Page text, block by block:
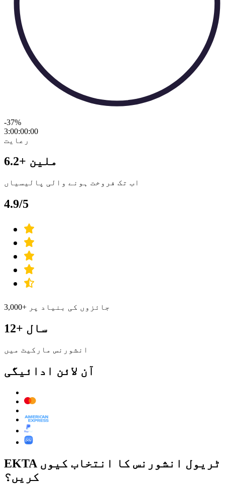
-37%
3:00:00:00
رعایت
6.2+ ملین
اب تک فروخت ہونے والی پالیسیاں
4.9/5
3,000+ جائزوں کی بنیاد پر
12+ سال
انشورنس مارکیٹ میں
آن لائن ادائیگی
EKTA ٹریول انشورنس کا انتخاب کیوں
کریں؟